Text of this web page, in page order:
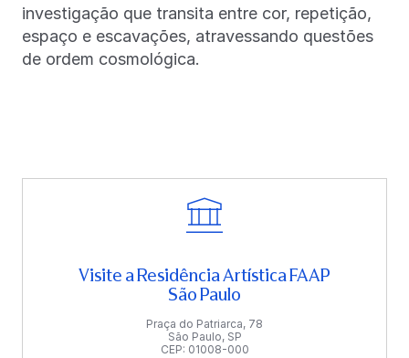
investigação que transita entre cor, repetição,
espaço e escavações, atravessando questões
de ordem cosmológica.
Visite a Residência Artística FAAP
São Paulo
Praça do Patriarca, 78
São Paulo, SP
CEP: 01008-000